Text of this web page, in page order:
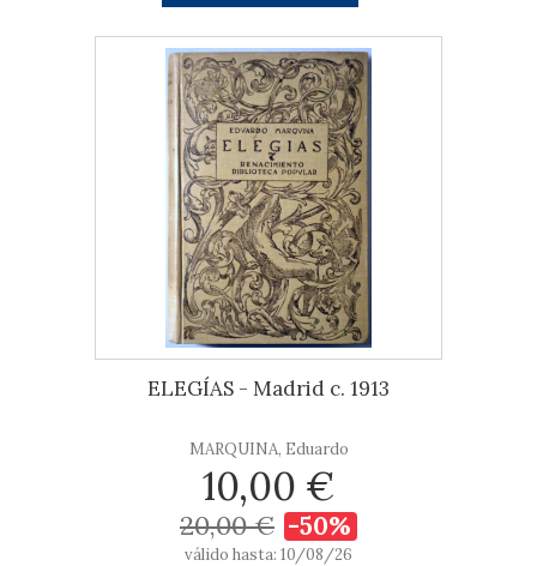
ELEGÍAS - Madrid c. 1913
MARQUINA, Eduardo
10,00 €
20,00 € -50%
válido hasta: 10/08/26